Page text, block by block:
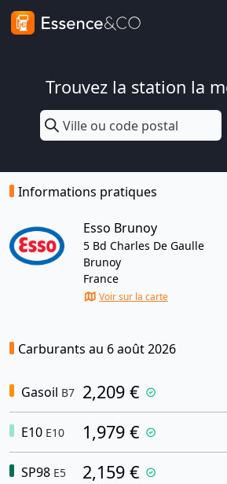
Trouvez la station la
Informations pratiques
Esso Brunoy
5 Bd Charles De Gaulle
Brunoy
France
Voir sur la carte
Carburants au 6 août 2026
Gasoil B7 2,209 €
E10 E10 1,979 €
SP98 E5 2,159 €